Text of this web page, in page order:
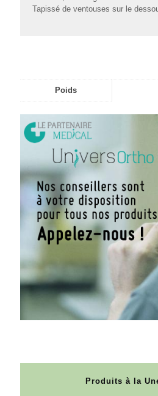
Tapissé de ventouses sur le
Poids
Produits à la